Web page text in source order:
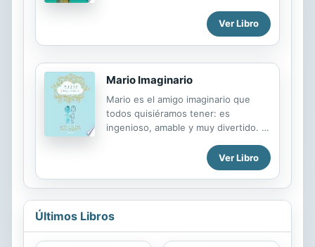
antiguo disfraz de su padre, se
dispone a hacer lo que sea para
ganar..., si es que sus hermanastras
no hacen algo para...
Ver Libro
Mario Imaginario
Mario es el amigo imaginario que
todos quisiéramos tener: es
ingenioso, amable y muy divertido. A
pero se entristece cuando sus
amigos dejan de necesitarlo... y esto
encuentran amigos reales. Mario
quiere encontrar un amigo que
conoce a Sam. Los dos se vuelven
Ver Libro
Últimos Libros